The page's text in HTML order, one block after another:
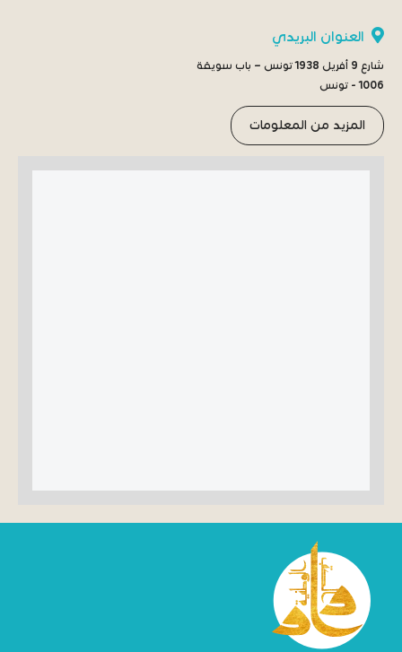
العنوان البريدي
شارع 9 أفريل 1938 تونس – باب سويقة
1006 - تونس
المزيد من المعلومات